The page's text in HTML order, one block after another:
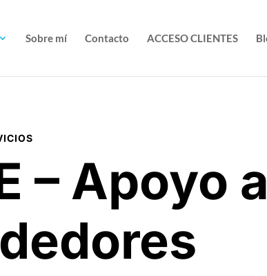
Sobre mí Contacto ACCESO CLIENTES
– Apoyo a